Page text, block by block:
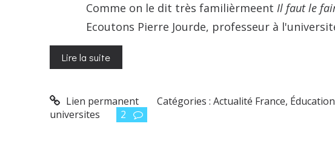
Comme on le dit très familièrmeent Il faut le
Ecoutons Pierre Jourde, professeur à
Lire la suite
Lien permanent Catégories :Actualité France, Éducation
universites
2